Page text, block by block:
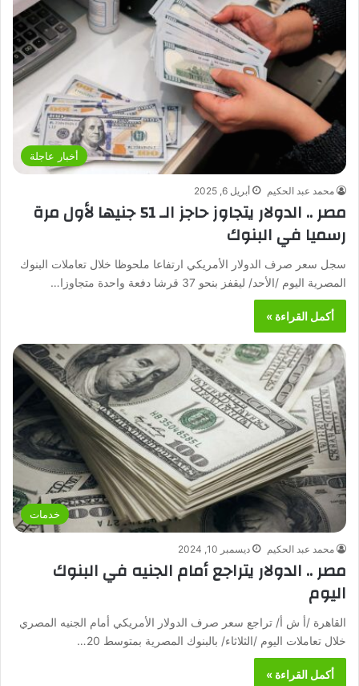
أخبار عاجلة
محمد عبد الحكيم أبريل 6, 2025
مصر .. الدولار يتجاوز حاجز الـ 51 جنيها لأول مرة
رسميا في البنوك
سجل سعر صرف الدولار الأمريكي ارتفاعا ملحوظا خلال تعاملات البنوك
المصرية اليوم /الأحد/ ليقفز بنحو 37 قرشا دفعة واحدة متجاوزا…
أكمل القراءة »
خدمات
محمد عبد الحكيم ديسمبر 10, 2024
مصر .. الدولار يتراجع أمام الجنيه في البنوك
اليوم
القاهرة /أ ش أ/ تراجع سعر صرف الدولار الأمريكي أمام الجنيه المصري
خلال تعاملات اليوم /الثلاثاء/ بالبنوك المصرية بمتوسط 20…
أكمل القراءة »